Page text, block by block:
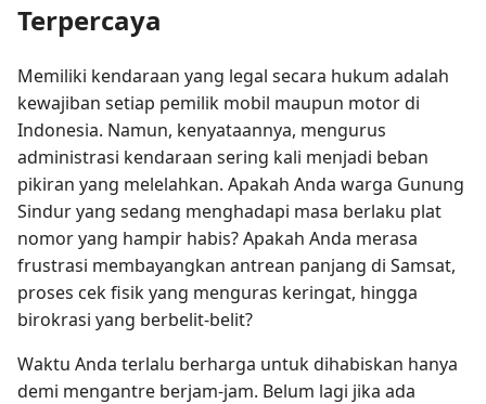
Terpercaya
Memiliki kendaraan yang legal secara hukum adalah
kewajiban setiap pemilik mobil maupun motor di
Indonesia. Namun, kenyataannya, mengurus
administrasi kendaraan sering kali menjadi beban
pikiran yang melelahkan. Apakah Anda warga Gunung
Sindur yang sedang menghadapi masa berlaku plat
nomor yang hampir habis? Apakah Anda merasa
frustrasi membayangkan antrean panjang di Samsat,
proses cek fisik yang menguras keringat, hingga
birokrasi yang berbelit-belit?
Waktu Anda terlalu berharga untuk dihabiskan hanya
demi mengantre berjam-jam. Belum lagi jika ada